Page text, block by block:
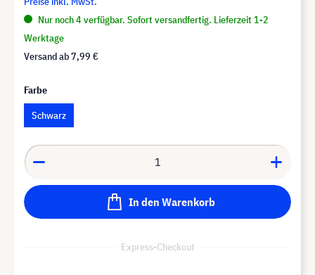
Nur noch 4 verfügbar. Sofort versandfertig. Lieferzeit 1-2
Werktage
Versand ab7,99 €
Farbe
Schwarz
In den Warenkorb
Express-Checkout